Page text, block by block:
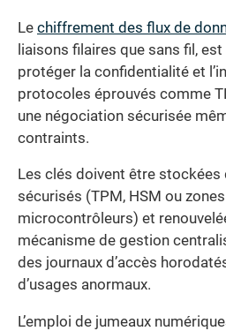
Le chiffrement des flux de
liaisons filaires que sans fil,
protéger la confidentialité et
protocoles éprouvés comme
une négociation sécurisée
contraints.
Les clés doivent être
sécurisés (TPM, HSM ou
microcontrôleurs) et
mécanisme de gestion
des journaux d’accès
d’usages anormaux.
L’emploi de jumeaux